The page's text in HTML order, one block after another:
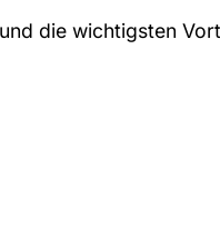
die wichtigsten